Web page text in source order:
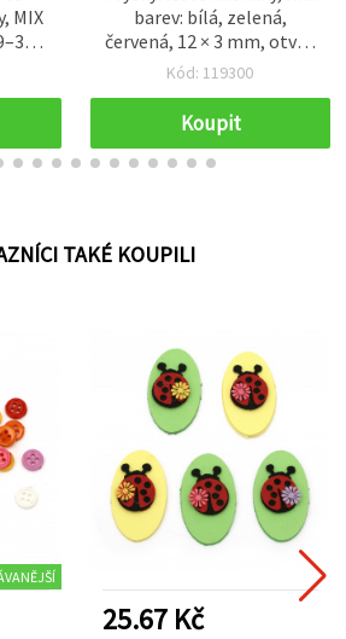
MIX
barev: bílá, zelená,
červená, 12 × 3 mm, otvor
1 mm – 10 ks
Kód: 119300
Koupit
TAKÉ KOUPILI
25.67 Kč